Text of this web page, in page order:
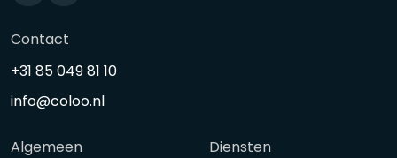
Contact
+31 85 049 81 10
info@coloo.nl
Algemeen
Diensten